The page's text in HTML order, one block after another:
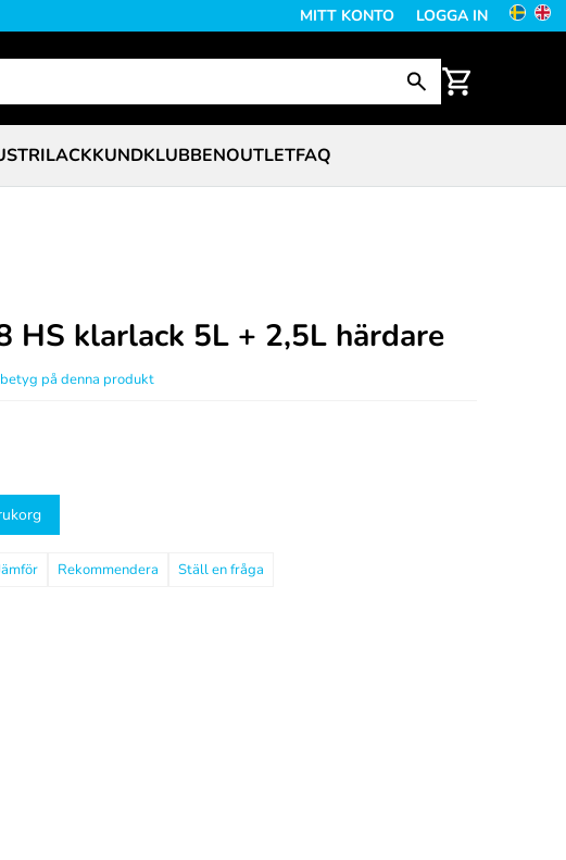
MITT KONTO LOGGA IN
KUNDKLUBBENOUTLETFAQ
HS klarlack 5L + 2,5L härdare
på denna produkt
Rekommendera Ställ en fråga